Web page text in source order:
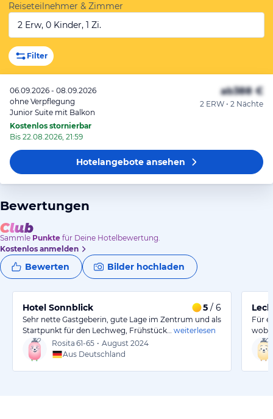
Reiseteilnehmer & Zimmer
2 Erw, 0 Kinder, 1 Zi.
Filter
06.09.2026 - 08.09.2026
ohne Verpflegung
Junior Suite mit Balkon
Kostenlos stornierbar
Bis 22.08.2026, 21:59
ab388 €
2 ERW • 2 Nächte
Hotelangeboteansehen
Bewertungen
Sammle Punkte für Deine Hotelbewertung.
Kostenlos anmelden
Bewerten Bilder hochladen
Hotel Sonnblick 5 / 6
Sehr nette Gastgeberin, gute Lage im Zentrum und als
Startpunkt für den Lechweg, Frühstück…
weiterlesen
Rosita 61-65 • August 2024
Aus Deutschland
Für